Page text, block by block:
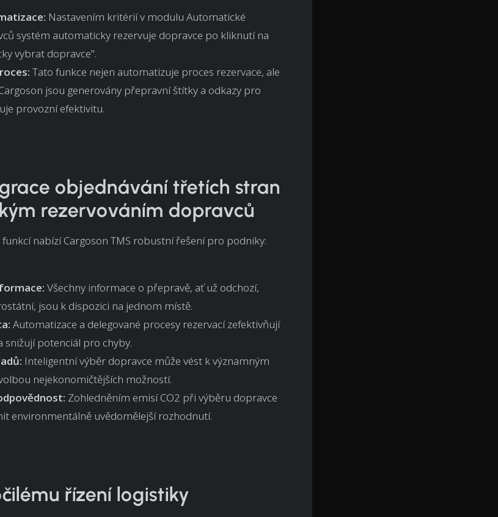
Nastavením kritérií v modulu Automatické
systém automaticky rezervuje dopravce po kliknutí na
vybrat dopravce".
Tato funkce nejen automatizuje proces rezervace, ale
jsou generovány přepravní štítky a odkazy pro
provozní efektivitu.
objednávání třetích stran
rezervováním dopravců
nabízí Cargoson TMS robustní řešení pro podniky:
Všechny informace o přepravě, ať už odchozí,
jsou k dispozici na jednom místě.
Automatizace a delegované procesy rezervací zefektivňují
snižují potenciál pro chyby.
Inteligentní výběr dopravce může vést k významným
nejekonomičtějších možností.
Zohledněním emisí CO2 při výběru dopravce
environmentálně uvědomělejší rozhodnutí.
řízení logistiky